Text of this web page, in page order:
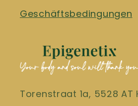
Geschäftsbedingungen
Torenstraat 1a, 5528 AT